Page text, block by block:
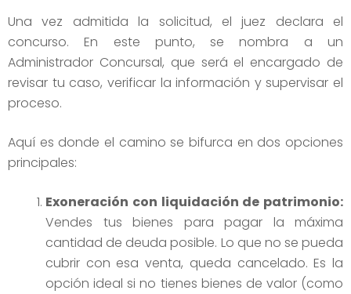
Una vez admitida la solicitud, el juez declara el
concurso. En este punto, se nombra a un
Administrador Concursal, que será el encargado de
revisar tu caso, verificar la información y supervisar el
proceso.
Aquí es donde el camino se bifurca en dos opciones
principales:
Exoneración con liquidación de patrimonio:
Vendes tus bienes para pagar la máxima
cantidad de deuda posible. Lo que no se pueda
cubrir con esa venta, queda cancelado. Es la
opción ideal si no tienes bienes de valor (como